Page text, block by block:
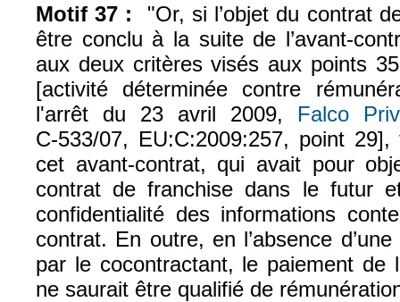
Motif 37 : "Or, si l’objet du contrat
être conclu à la suite de l’avant-
aux deux critères visés aux points
[activité déterminée contre
l'arrêt du 23 avril 2009, Falco
C‑533/07, EU:C:2009:257, point
cet avant-contrat, qui avait pour
contrat de franchise dans le futur
confidentialité des informations
contrat. En outre, en l’absence
par le cocontractant, le paiement de
ne saurait être qualifié de